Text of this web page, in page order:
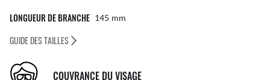
LONGUEUR DE BRANCHE 145 Mm
GUIDE DES TAILLES
COUVRANCE DU VISAGE